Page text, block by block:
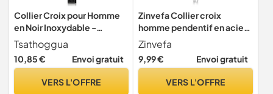
Collier Croix pour Homme
en Noir Inoxydable -
Pendentif Croix Acier
Inoxydable avec Chaîne
Réglable - Bijoux Chrétien
Hommes, Femmes et
Tsathoggua
10,85 € Envoi gratuit
VERS L'OFFRE
Zinvefa Collier croix
homme pendentif en acier
inoxydable Collier croix
Argent,28 * 15mm,50cm
Zinvefa
9,99 € Envoi gratuit
VERS L'OFFRE